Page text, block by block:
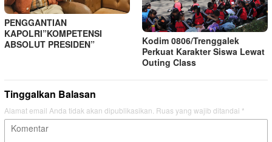
PENGGANTIAN
KAPOLRI”KOMPETENSI
ABSOLUT PRESIDEN”
Kodim 0806/Trenggalek
Perkuat Karakter Siswa Lewat
Outing Class
Tinggalkan Balasan
Alamat email Anda tidak akan dipublikasikan. Ruas yang wajib ditandai *